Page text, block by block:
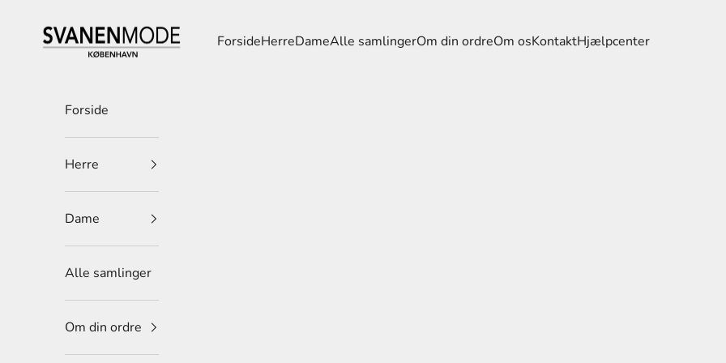
Svanen Mode
ForsideHerreDameAlle samlingerOm din ordreOm osKontaktHjælpcenter
Forside
Herre
Dame
Alle samlinger
Om din ordre